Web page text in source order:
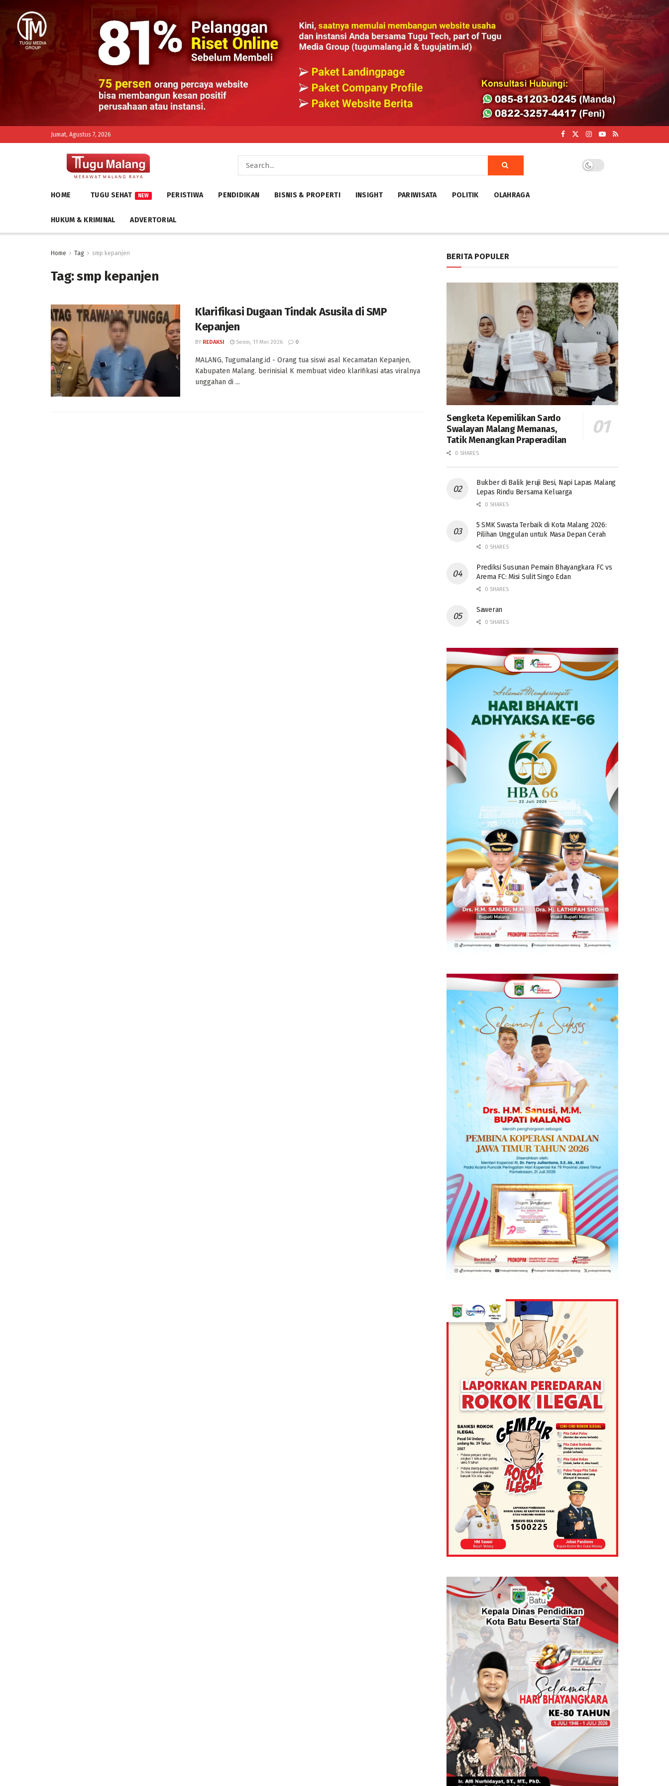
Jumat, Agustus 7, 2026
HOME TUGU SEHAT NEW PERISTIWA PENDIDIKAN BISNIS & PROPERTI INSIGHT PARIWISATA POLITIK OLAHRAGA
HUKUM & KRIMINAL ADVERTORIAL
Home Tag smp kepanjen
Tag:smp kepanjen
Klarifikasi Dugaan Tindak Asusila di SMP
Kepanjen
BY REDAKSI Senin, 11 Mei 2026 0
MALANG, Tugumalang.id - Orang tua siswi asal Kecamatan Kepanjen,
Kabupaten Malang. berinisial K membuat video klarifikasi atas viralnya
unggahan di ...
BERITA POPULER
Sengketa Kepemilikan Sardo
Swalayan Malang Memanas,
Tatik Menangkan Praperadilan
0 SHARES
Bukber di Balik Jeruji Besi, Napi Lapas Malang
Lepas Rindu Bersama Keluarga
0 SHARES
5 SMK Swasta Terbaik di Kota Malang 2026:
Pilihan Unggulan untuk Masa Depan Cerah
0 SHARES
Prediksi Susunan Pemain Bhayangkara FC vs
Arema FC: Misi Sulit Singo Edan
0 SHARES
Saweran
0 SHARES